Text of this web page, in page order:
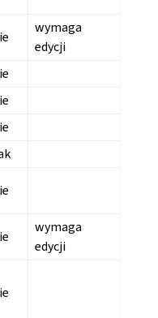
wymaga
edycji
wymaga
edycji